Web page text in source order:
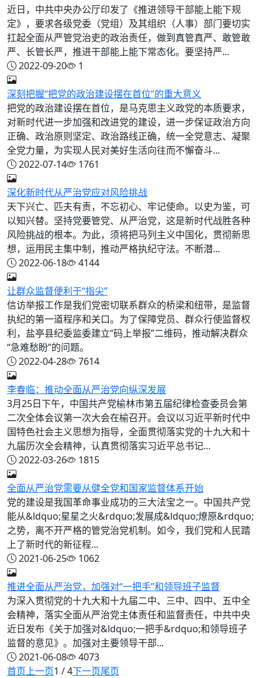
近日，中共中央办公厅印发了《推进领导干部能上能下规
定》，要求各级党委（党组）及其组织（人事）部门要切实
扛起全面从严管党治吏的政治责任，做到真管真严、敢管敢
严、长管长严，推进干部能上能下常态化。要坚持严...
2022-09-20
1
深刻把握“把党的政治建设摆在首位”的重大意义
把党的政治建设摆在首位，是马克思主义政党的本质要求，
对新时代进一步加强和改进党的建设，进一步保证政治方向
正确、政治原则坚定、政治路线正确，统一全党意志、凝聚
全党力量，为实现人民对美好生活向往而不懈奋斗...
2022-07-14
1761
深化新时代从严治党应对风险挑战
天下兴亡、匹夫有责，不忘初心、牢记使命。以史为鉴，可
以知兴替。坚持党要管党、从严治党，这是新时代战胜各种
风险挑战的根本。为此，须将把马列主义中国化，贯彻新思
想，运用民主集中制，推动严格执纪守法。不断潜...
2022-06-18
4144
让群众监督便利于“指尖”
信访举报工作是我们党密切联系群众的桥梁和纽带，是监督
执纪的第一道程序和关口。为了保障党员、群众行使监督权
利，盐亭县纪委监委建立“码上举报”二维码，推动解决群众
“急难愁盼”的问题。
2022-04-28
7614
李春临：推动全面从严治党向纵深发展
3月25日下午，中国共产党榆林市第五届纪律检查委员会第
二次全体会议第一次大会在榆召开。会议以习近平新时代中
国特色社会主义思想为指导，全面贯彻落实党的十九大和十
九届历次全会精神，认真贯彻落实习近平总书记...
2022-03-26
1815
全面从严治党需要从健全党和国家监督体系开始
党的建设是我国革命事业成功的三大法宝之一。中国共产党
能从&ldquo;星星之火&rdquo;发展成&ldquo;燎原&rdquo;
之势，离不开严格的管党治党机制。如今，我们党和人民踏
上了新时代的新征程...
2021-06-25
1062
推进全面从严治党，加强对“一把手”和领导班子监督
为深入贯彻党的十九大和十九届二中、三中、四中、五中全
会精神，落实全面从严治党主体责任和监督责任，中共中央
近日发布《关于加强对&ldquo;一把手&rdquo;和领导班子
监督的意见》。加强对主要领导干部...
2021-06-08
4073
首页上一页1 / 4下一页尾页